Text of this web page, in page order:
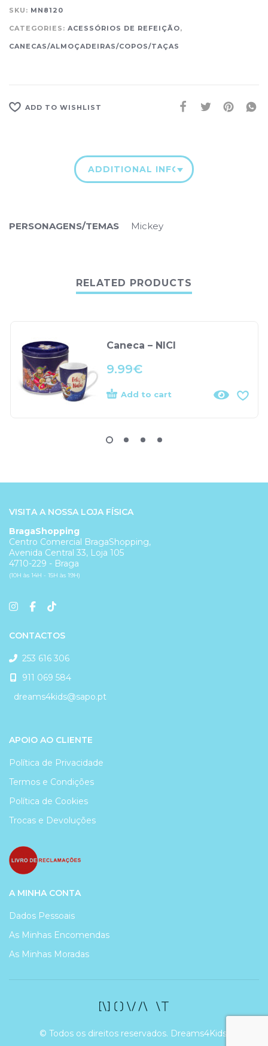
SKU: MN8120
CATEGORIES: ACESSÓRIOS DE REFEIÇÃO,
CANECAS/ALMOÇADEIRAS/COPOS/TAÇAS
ADD TO WISHLIST
ADDITIONAL INFORMATION
PERSONAGENS/TEMAS Mickey
RELATED PRODUCTS
Caneca – NICI
9.99€
Add to cart
VISITA A NOSSA LOJA FÍSICA
BragaShopping
Centro Comercial BragaShopping,
Avenida Central 33, Loja 105
4710-229 - Braga
(10H às 14H - 15H às 19H)
CONTACTOS
253 616 306
911 069 584
dreams4kids@sapo.pt
APOIO AO CLIENTE
Política de Privacidade
Termos e Condições
Política de Cookies
Trocas e Devoluções
A MINHA CONTA
Dados Pessoais
As Minhas Encomendas
As Minhas Moradas
© Todos os direitos reservados. Dreams4Kids.